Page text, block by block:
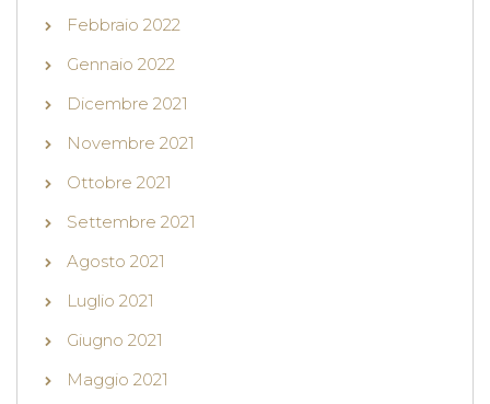
Febbraio 2022
Gennaio 2022
Dicembre 2021
Novembre 2021
Ottobre 2021
Settembre 2021
Agosto 2021
Luglio 2021
Giugno 2021
Maggio 2021